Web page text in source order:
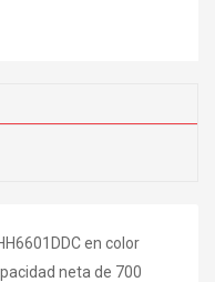
en color
neta de 700